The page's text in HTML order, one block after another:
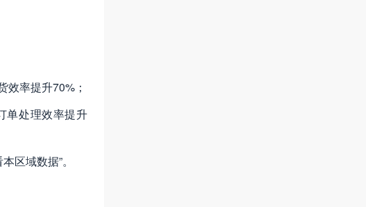
效率提升70%；
单处理效率提升
区域数据”。